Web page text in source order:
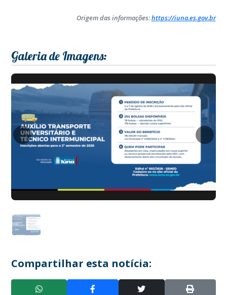
Origem das informações:https://iuna.es.gov.br
Galeria de Imagens:
Compartilhar esta notícia: